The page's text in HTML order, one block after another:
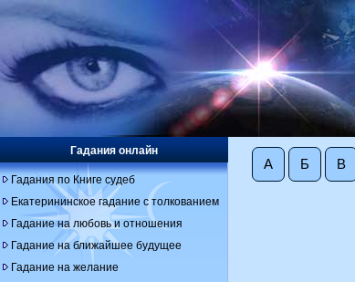
А Б В
Гадания онлайн
Гадания по Книге судеб
Екатерининское гадание с толкованием
Гадание на любовь и отношения
Гадание на ближайшее будущее
Гадание на желание